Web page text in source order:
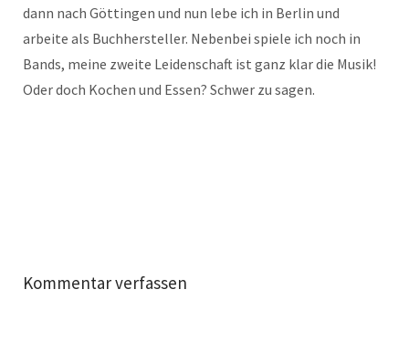
dann nach Göttingen und nun lebe ich in Berlin und
arbeite als Buchhersteller. Nebenbei spiele ich noch in
Bands, meine zweite Leidenschaft ist ganz klar die Musik!
Oder doch Kochen und Essen? Schwer zu sagen.
Kommentar verfassen